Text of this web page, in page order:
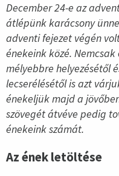
December 24-e az
átlépünk karácsony
adventi fejezet végén
énekeink közé.
mélyebbre helyezésétől
lecserélésétől is azt
énekeljük majd a
szövegét átvéve pedig
énekeink számát.
Az ének letöltése